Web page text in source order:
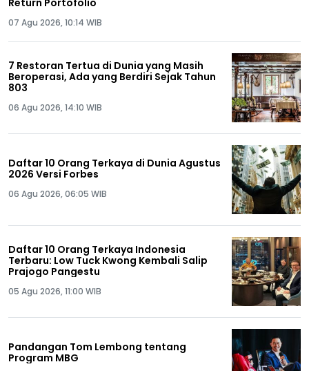
Return Portofolio
07 Agu 2026, 10:14 WIB
7 Restoran Tertua di Dunia yang Masih
Beroperasi, Ada yang Berdiri Sejak Tahun
803
06 Agu 2026, 14:10 WIB
Daftar 10 Orang Terkaya di Dunia Agustus
2026 Versi Forbes
06 Agu 2026, 06:05 WIB
Daftar 10 Orang Terkaya Indonesia
Terbaru: Low Tuck Kwong Kembali Salip
Prajogo Pangestu
05 Agu 2026, 11:00 WIB
Pandangan Tom Lembong tentang
Program MBG